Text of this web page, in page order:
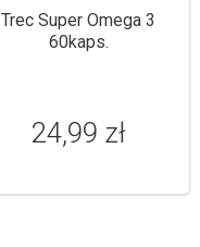
Trec Super Omega 3
60kaps.
24,99 zł